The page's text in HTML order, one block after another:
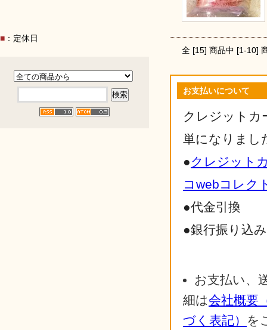
全 [15] 商品中 [1-10]
お支払いについて
クレジットカ
単になりまし
●クレジット
コwebコレク
●代金引換
●銀行振り込
お支払い、
細は会社概要
づく表記） を
■ ：定休日